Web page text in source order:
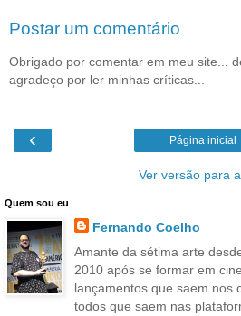
Postar um comentário
Obrigado por comentar em meu site...
agradeço por ler minhas críticas...
‹ Página inicial
Ver versão para
Quem sou eu
Fernando Coelho
Amante da sétima arte
2010 após se formar em
lançamentos que saem nos
todos que saem nas